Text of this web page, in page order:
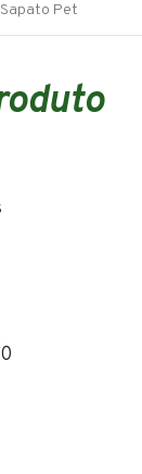
Sapato Pet